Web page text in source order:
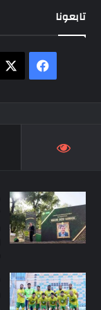
تابعونا
فيسبوك